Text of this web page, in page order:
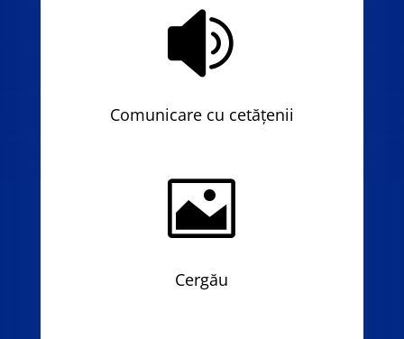

Comunicare cu cetățenii

Cergău